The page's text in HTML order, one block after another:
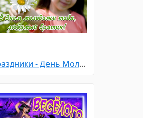
Праздники - День Молодежи